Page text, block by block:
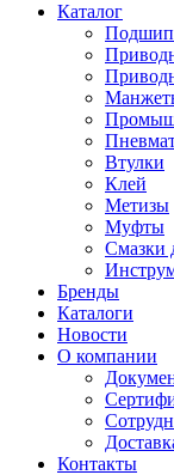
Каталог
Втулки
Клей
Метизы
Муфты
Смазки
Бренды
Каталоги
Новости
О компании
Контакты